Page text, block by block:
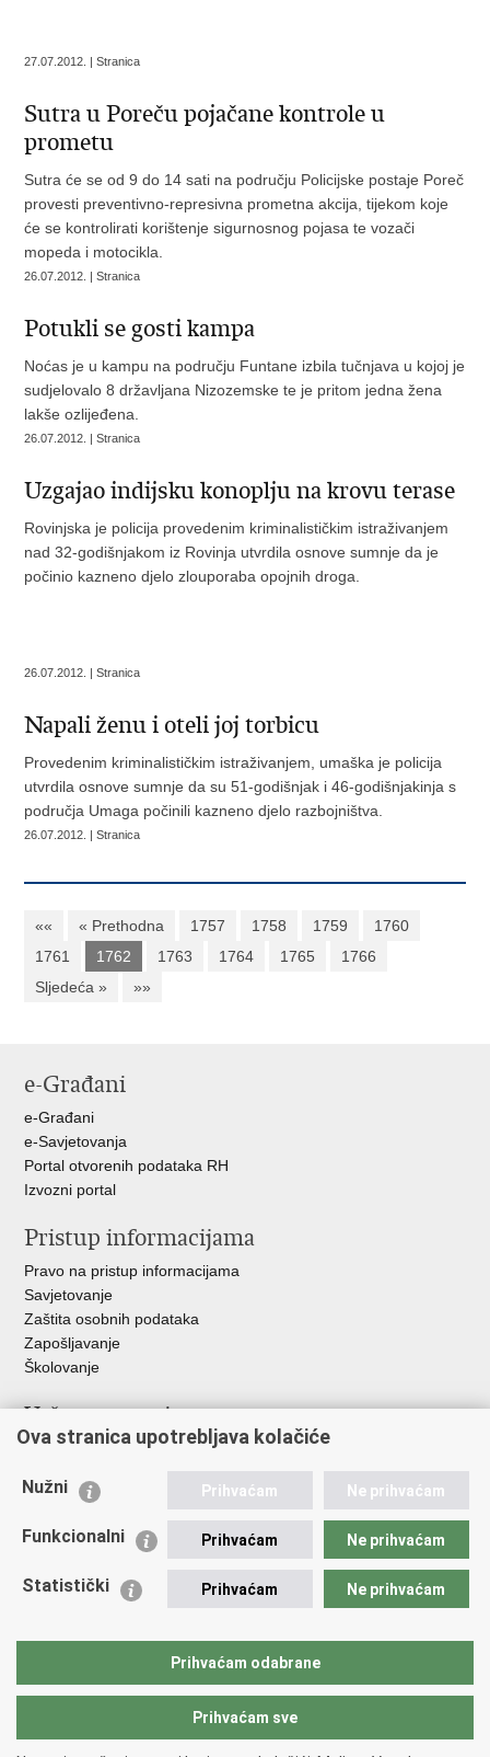
27.07.2012. | Stranica
Sutra u Poreču pojačane kontrole u
prometu
Sutra će se od 9 do 14 sati na području Policijske postaje Poreč
provesti preventivno-represivna prometna akcija, tijekom koje
će se kontrolirati korištenje sigurnosnog pojasa te vozači
mopeda i motocikla.
26.07.2012. | Stranica
Potukli se gosti kampa
Noćas je u kampu na području Funtane izbila tučnjava u kojoj je
sudjelovalo 8 državljana Nizozemske te je pritom jedna žena
lakše ozlijeđena.
26.07.2012. | Stranica
Uzgajao indijsku konoplju na krovu terase
Rovinjska je policija provedenim kriminalističkim istraživanjem
nad 32-godišnjakom iz Rovinja utvrdila osnove sumnje da je
počinio kazneno djelo zlouporaba opojnih droga.
26.07.2012. | Stranica
Napali ženu i oteli joj torbicu
Provedenim kriminalističkim istraživanjem, umaška je policija
utvrdila osnove sumnje da su 51-godišnjak i 46-godišnjakinja s
područja Umaga počinili kazneno djelo razbojništva.
26.07.2012. | Stranica
«« « Prethodna 1757 1758 1759
1760
1761
1762 1763 1764 1765
1766
Sljedeća »
»»
e-Građani
e-Građani
e-Savjetovanja
Portal otvorenih podataka RH
Izvozni portal
Pristup informacijama
Pravo na pristup informacijama
Savjetovanje
Zaštita osobnih podataka
Zapošljavanje
Školovanje
Važne poveznice
Ministarstvo unutarnjih poslova
Udruge
Policijska akademija
Zaklada policijske solidarnosti
Vučetić"
Ova stranica upotrebljava kolačiće
Nužni Prihvaćam Ne prihvaćam
Funkcionalni Prihvaćam Ne prihvaćam
Statistički Prihvaćam Ne prihvaćam
Prihvaćam odabrane
Prihvaćam sve